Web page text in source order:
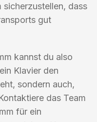
sicherzustellen, dass
gut
kannst du also
Klavier den
sondern auch,
das Team
für ein